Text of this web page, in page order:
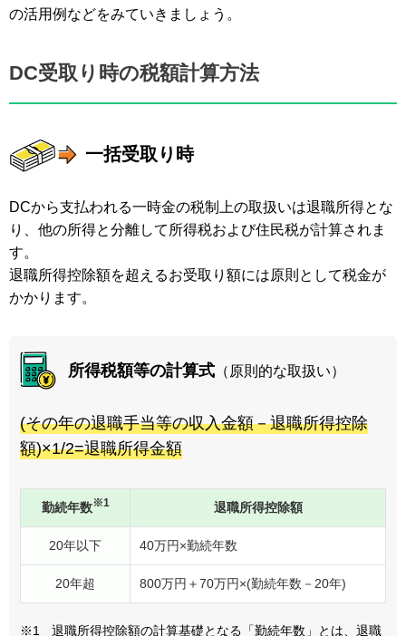
の活用例などをみていきましょう。
DC受取り時の税額計算方法
一括受取り時
DCから支払われる一時金の税制上の取扱いは退職所得とな
り、他の所得と分離して所得税および住⺠税が計算されま
す。
退職所得控除額を超えるお受取り額には原則として税金が
かかります。
所得税額等の計算式 （原則的な取扱い）
(その年の退職手当等の収入金額－退職所得控除
額)×1/2=退職所得金額
勤続年数※1 退職所得控除額
20年以下 40万円×勤続年数
20年超 800万円＋70万円×(勤続年数－20年)
※1
退職所得控除額の計算基礎となる「勤続年数」とは、退職